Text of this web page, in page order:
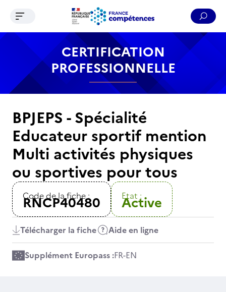
Contenu Recherche Menu Pied de page
Ouvrir le menu de navigation
CERTIFICATION
PROFESSIONNELLE
BPJEPS - Spécialité
Educateur sportif mention
Multi activités physiques
ou sportives pour tous
Code de la fiche :
RNCP40480 Etat :
Active
Télécharger la fiche Aide en ligne
Supplément Europass :FR-EN